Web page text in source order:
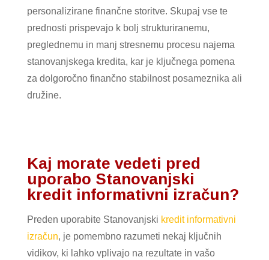
personalizirane finančne storitve. Skupaj vse te
prednosti prispevajo k bolj strukturiranemu,
preglednemu in manj stresnemu procesu najema
stanovanjskega kredita, kar je ključnega pomena
za dolgoročno finančno stabilnost posameznika ali
družine.
Kaj morate vedeti pred
uporabo Stanovanjski
kredit informativni izračun?
Preden uporabite Stanovanjski kredit informativni
izračun, je pomembno razumeti nekaj ključnih
vidikov, ki lahko vplivajo na rezultate in vašo